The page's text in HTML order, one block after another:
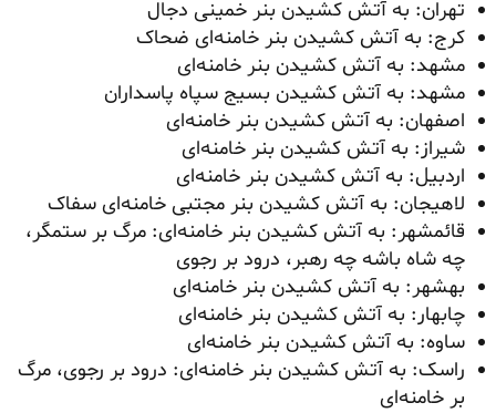
تهران: به آتش کشیدن بنر خمینی دجال
کرج: به آتش کشیدن بنر خامنه‌ای ضحاک
مشهد: به آتش کشیدن بنر خامنه‌ای
مشهد: به آتش کشیدن بسیج سپاه پاسداران
اصفهان: به آتش کشیدن بنر خامنه‌ای
شیراز: به آتش کشیدن بنر خامنه‌ای
اردبیل: به آتش کشیدن بنر خامنه‌ای
لاهیجان: به آتش کشیدن بنر مجتبی خامنه‌ای سفاک
قائمشهر: به آتش کشیدن بنر خامنه‌ای: مرگ بر ستمگر،
چه شاه باشه چه رهبر، درود بر رجوی
بهشهر: به آتش کشیدن بنر خامنه‌ای
چابهار: به آتش کشیدن بنر خامنه‌ای
ساوه: به آتش کشیدن بنر خامنه‌ای
راسک: به آتش کشیدن بنر خامنه‌ای: درود بر رجوی، مرگ
بر خامنه‌ای